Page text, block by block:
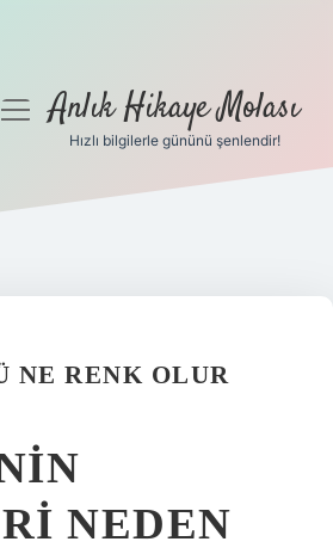
menüyüAnlık Hikaye Molası
Hızlı bilgilerle gününü şenlendir!
NE RENK OLUR
NEDEN